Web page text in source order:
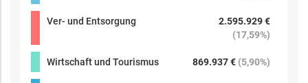
Ver- und Entsorgung
2.595.929 €
(17,59%)
Wirtschaft und Tourismus 869.937 € (5,90%)